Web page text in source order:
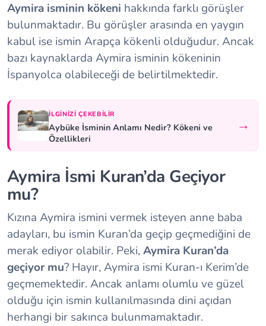
Aymira isminin kökeni hakkında farklı görüşler
bulunmaktadır. Bu görüşler arasında en yaygın
kabul ise ismin Arapça kökenli olduğudur. Ancak
bazı kaynaklarda Aymira isminin kökeninin
İspanyolca olabileceği de belirtilmektedir.
İLGINIZI ÇEKEBILIR
Aybüke İsminin Anlamı Nedir? Kökeni ve
Özellikleri
→
Aymira İsmi Kuran’da Geçiyor
mu?
Kızına Aymira ismini vermek isteyen anne baba
adayları, bu ismin Kuran’da geçip geçmediğini de
merak ediyor olabilir. Peki,Aymira Kuran’da
geçiyor mu? Hayır, Aymira ismi Kuran-ı Kerim’de
geçmemektedir. Ancak anlamı olumlu ve güzel
olduğu için ismin kullanılmasında dini açıdan
herhangi bir sakınca bulunmamaktadır.